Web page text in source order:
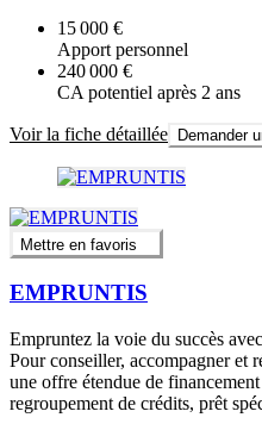
15 000 €
Apport personnel
240 000 €
CA potentiel après 2 ans
Voir la fiche détaillée Demander
Mettre en favoris
EMPRUNTIS
Empruntez la voie du succès
Pour conseiller, accompagner et
une offre étendue de
regroupement de crédits, prêt